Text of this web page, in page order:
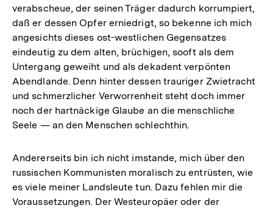
verabscheue, der seinen Träger dadurch korrumpiert,
daß er dessen Opfer erniedrigt, so bekenne ich mich
angesichts dieses ost-westlichen Gegensatzes
eindeutig zu dem alten, brüchigen, sooft als dem
Untergang geweiht und als dekadent verpönten
Abendlande. Denn hinter dessen trauriger Zwietracht
und schmerzlicher Verworrenheit steht doch immer
noch der hartnäckige Glaube an die menschliche
Seele — an den Menschen schlechthin.
Andererseits bin ich nicht imstande, mich über den
russischen Kommunisten moralisch zu entrüsten, wie
es viele meiner Landsleute tun. Dazu fehlen mir die
Voraussetzungen. Der Westeuropäer oder der